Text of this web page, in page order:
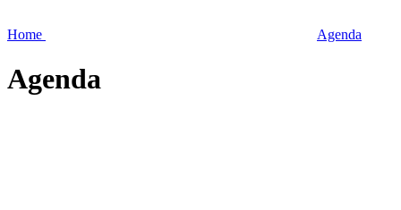
Home Agenda
Agenda